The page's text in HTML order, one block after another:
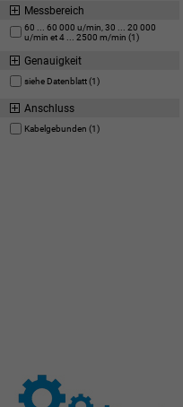
Messbereich
60 ... 60 000 u/min, 30 ... 20 000
u/min et 4 ... 2500 m/min (1)
Genauigkeit
siehe Datenblatt (1)
Anschluss
Kabelgebunden (1)